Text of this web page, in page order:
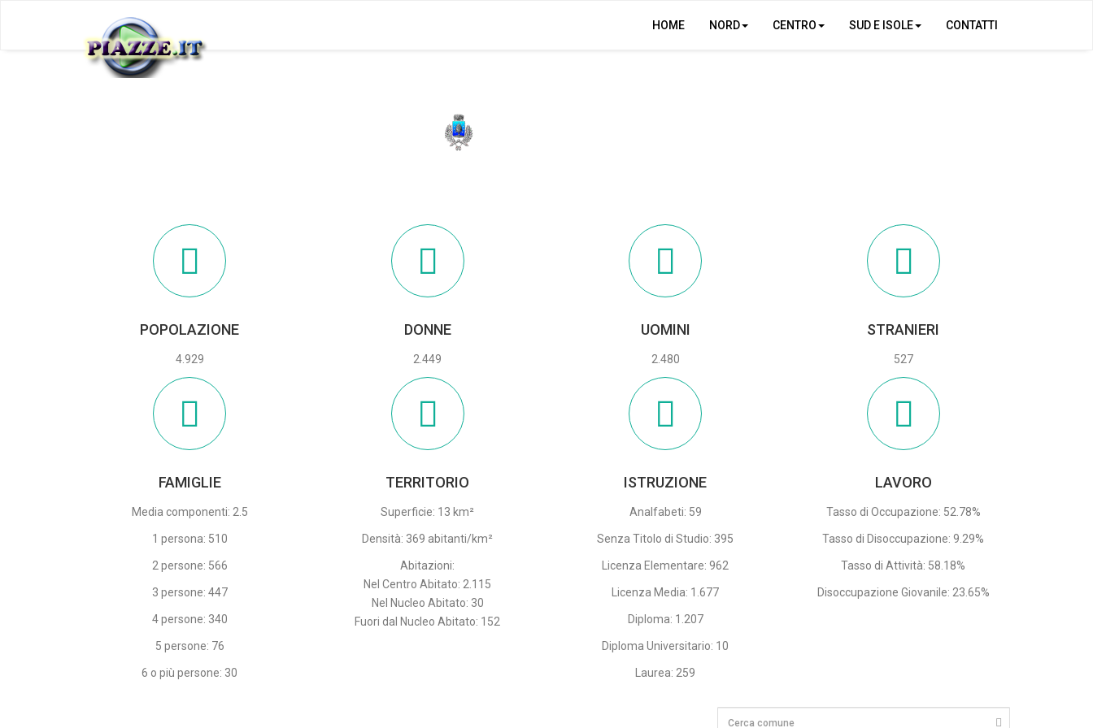
HOME NORD CENTRO SUD E ISOLE CONTATTI
POPOLAZIONE
4.929
DONNE
2.449
UOMINI
2.480
STRANIERI
527
FAMIGLIE
Media componenti: 2.5
1 persona: 510
2 persone: 566
3 persone: 447
4 persone: 340
5 persone: 76
6 o più persone: 30
TERRITORIO
Superficie: 13 km²
Densità: 369 abitanti/km²
Abitazioni:
Nel Centro Abitato: 2.115
Nel Nucleo Abitato: 30
Fuori dal Nucleo Abitato: 152
ISTRUZIONE
Analfabeti: 59
Senza Titolo di Studio: 395
Licenza Elementare: 962
Licenza Media: 1.677
Diploma: 1.207
Diploma Universitario: 10
Laurea: 259
LAVORO
Tasso di Occupazione: 52.78%
Tasso di Disoccupazione: 9.29%
Tasso di Attività: 58.18%
Disoccupazione Giovanile: 23.65%